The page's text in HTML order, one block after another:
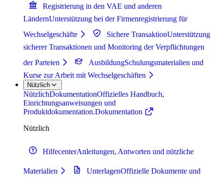
Registrierung in den VAE und anderen
LändernUnterstützung bei der Firmenregistrierung für
Wechselgeschäfte
Sichere TransaktionUnterstützung
sicherer Transaktionen und Monitoring der Verpflichtungen
der Parteien
AusbildungSchulungsmaterialien und
Kurse zur Arbeit mit Wechselgeschäften
Nützlich
NützlichDokumentationOffizielles Handbuch,
Einrichtungsanweisungen und
Produktdokumentation.Dokumentation
Nützlich
HilfecenterAnleitungen, Antworten und nützliche
Materialien UnterlagenOffizielle Dokumente und